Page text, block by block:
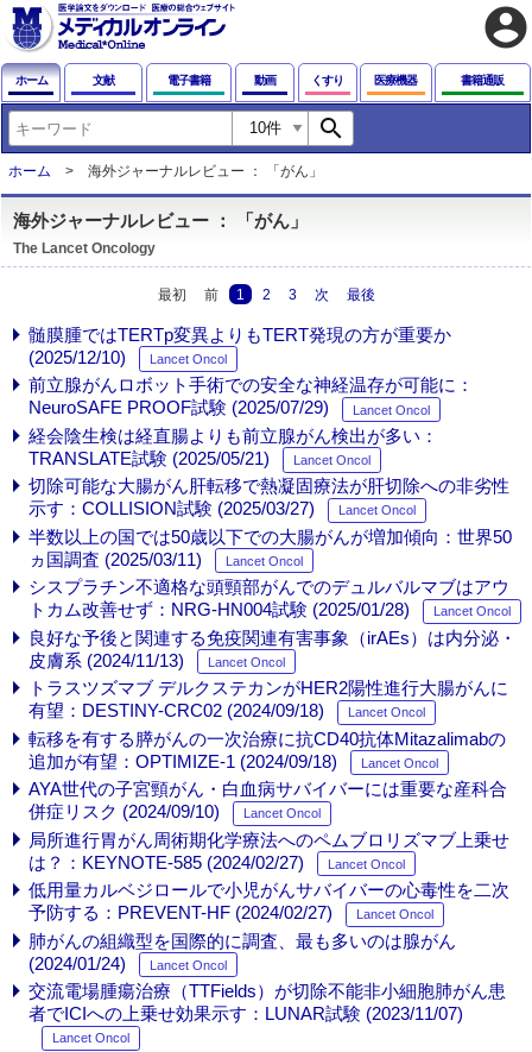
account_circle
ホーム 文献 電子書籍 動画 くすり 医療機器 書籍通販
search
ホーム 海外ジャーナルレビュー ： 「がん」
海外ジャーナルレビュー ： 「がん」
The Lancet Oncology
最初 前 1 2 3 次 最後
髄膜腫ではTERTp変異よりもTERT発現の方が重要か
(2025/12/10)
Lancet Oncol
前立腺がんロボット手術での安全な神経温存が可能に：
NeuroSAFE PROOF試験 (2025/07/29)
Lancet Oncol
経会陰生検は経直腸よりも前立腺がん検出が多い：
TRANSLATE試験 (2025/05/21)
Lancet Oncol
切除可能な大腸がん肝転移で熱凝固療法が肝切除への非劣性
示す：COLLISION試験 (2025/03/27)
Lancet Oncol
半数以上の国では50歳以下での大腸がんが増加傾向：世界50
ヵ国調査 (2025/03/11)
Lancet Oncol
シスプラチン不適格な頭頸部がんでのデュルバルマブはアウ
トカム改善せず：NRG-HN004試験 (2025/01/28)
Lancet Oncol
良好な予後と関連する免疫関連有害事象（irAEs）は内分泌・
皮膚系 (2024/11/13)
Lancet Oncol
トラスツズマブ デルクステカンがHER2陽性進行大腸がんに
有望：DESTINY-CRC02 (2024/09/18)
Lancet Oncol
転移を有する膵がんの一次治療に抗CD40抗体Mitazalimabの
追加が有望：OPTIMIZE-1 (2024/09/18)
Lancet Oncol
AYA世代の子宮頸がん・白血病サバイバーには重要な産科合
併症リスク (2024/09/10)
Lancet Oncol
局所進行胃がん周術期化学療法へのペムブロリズマブ上乗せ
は？：KEYNOTE-585 (2024/02/27)
Lancet Oncol
低用量カルベジロールで小児がんサバイバーの心毒性を二次
予防する：PREVENT-HF (2024/02/27)
Lancet Oncol
肺がんの組織型を国際的に調査、最も多いのは腺がん
(2024/01/24)
Lancet Oncol
交流電場腫瘍治療（TTFields）が切除不能非小細胞肺がん患
者でICIへの上乗せ効果示す：LUNAR試験 (2023/11/07)
Lancet Oncol